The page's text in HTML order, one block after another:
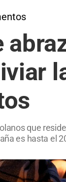
que
es hasta el